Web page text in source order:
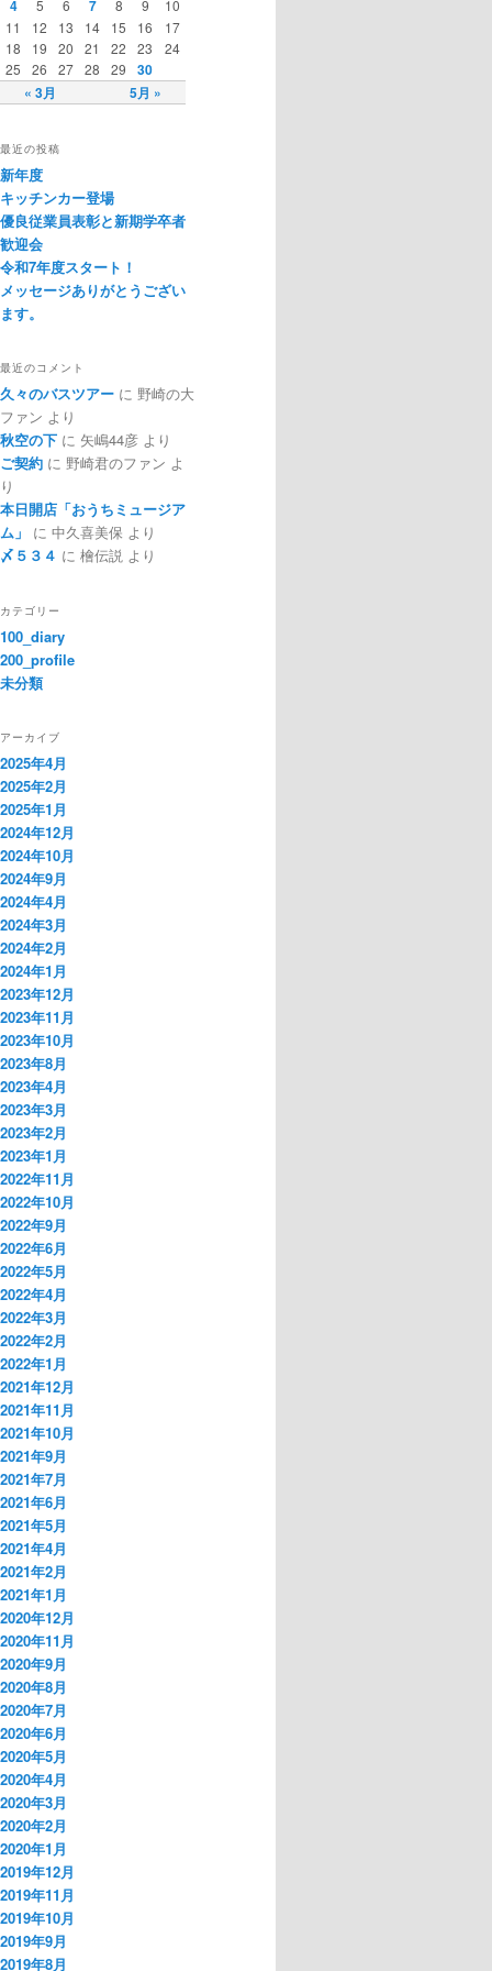
« 3月 5月 »
4 5 6 7 8 9
10
11
12 13 14 15 16
17
18
19 20 21 22 23
24
25
26 27 28 29 30
最近の投稿
新年度
キッチンカー登場
優良従業員表彰と新期学卒者
歓迎会
令和7年度スタート！
メッセージありがとうござい
ます。
最近のコメント
久々のバスツアー に 野崎の大
ファン より
秋空の下 に 矢嶋44彦 より
ご契約 に 野崎君のファン よ
り
本日開店「おうちミュージア
ム」
に中久喜美保 より
〆５３４ に檜伝説 より
カテゴリー
100_diary
200_profile
未分類
アーカイブ
2025年4月
2025年2月
2025年1月
2024年12月
2024年10月
2024年9月
2024年4月
2024年3月
2024年2月
2024年1月
2023年12月
2023年11月
2023年10月
2023年8月
2023年4月
2023年3月
2023年2月
2023年1月
2022年11月
2022年10月
2022年9月
2022年6月
2022年5月
2022年4月
2022年3月
2022年2月
2022年1月
2021年12月
2021年11月
2021年10月
2021年9月
2021年7月
2021年6月
2021年5月
2021年4月
2021年2月
2021年1月
2020年12月
2020年11月
2020年9月
2020年8月
2020年7月
2020年6月
2020年5月
2020年4月
2020年3月
2020年2月
2020年1月
2019年12月
2019年11月
2019年10月
2019年9月
2019年8月